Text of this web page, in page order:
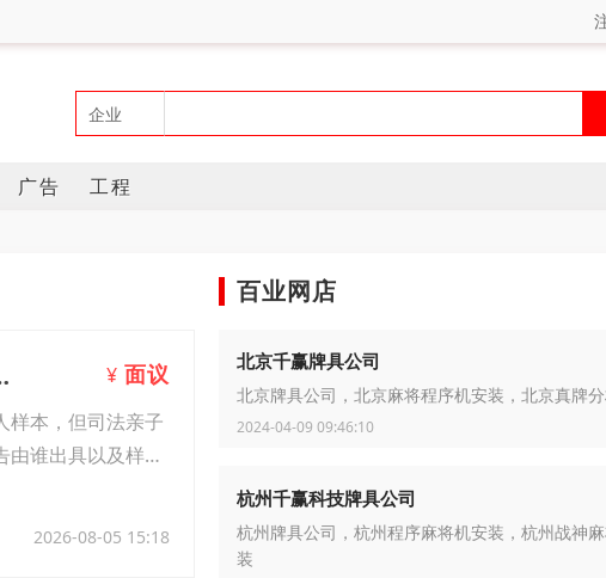
广告 工程
和报告用途解析 ¥ 面议
样本，但司法亲子
谁出具以及样本
2026-08-05 15:18
百业网店
北京千赢牌具公司
北京牌具公司，北京麻将程序机安装，北京真牌
2024-04-09 09:46:10
杭州千赢科技牌具公司
杭州牌具公司，杭州程序麻将机安装，杭州战神
装